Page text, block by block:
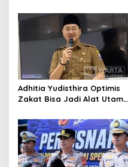
Komisioner Baznas
Berintegritas
Adhitia Yudisthira Optimis
Zakat Bisa Jadi Alat Utama
Kota Cimahi